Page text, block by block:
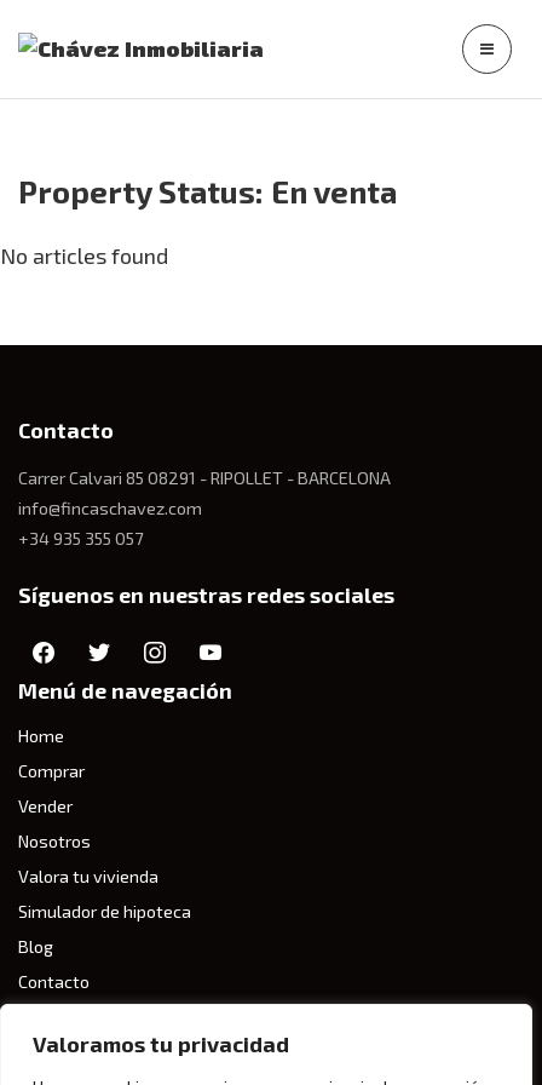
Valoramos tu privacidad
Property Status: En venta
No articles found
Contacto
Carrer Calvari 85 08291 - RIPOLLET - BARCELONA
info@fincaschavez.com
+34 935 355 057
Síguenos en nuestras redes sociales
Menú de navegación
Home
Comprar
Vender
Nosotros
Valora tu vivienda
Simulador de hipoteca
Blog
Contacto